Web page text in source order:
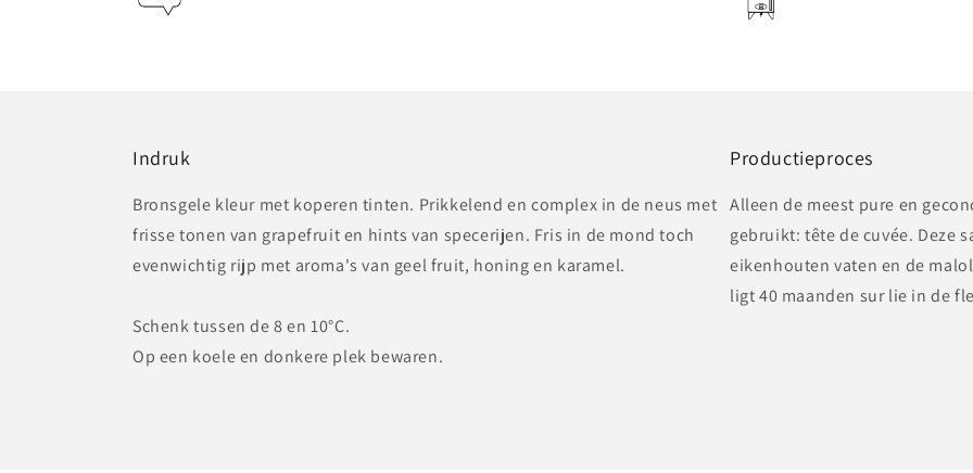
Indruk
Bronsgele kleur met koperen tinten. Prikkelend en complex in de neus met
frisse tonen van grapefruit en hints van specerijen. Fris in de mond toch
evenwichtig rijp met aroma's van geel fruit, honing en karamel.
Schenk tussen de 8 en 10°C.
Op een koele en donkere plek bewaren.
Productieproces
Alleen de meest pure en
gebruikt: tête de cuvée. Deze
eikenhouten vaten en de
ligt 40 maanden sur lie in de